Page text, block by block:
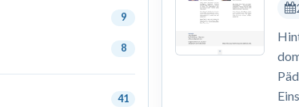
9
8
41